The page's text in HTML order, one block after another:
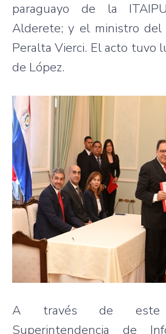
paraguayo de la
Alderete; y el ministro del
Peralta Vierci. El acto tuvo
de López.
A través de este
Superintendencia de